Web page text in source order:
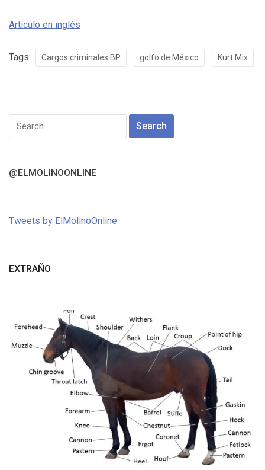
Artículo en inglés
Tags: Cargos criminales BP golfo de México Kurt Mix
Search
for:
@ELMOLINOONLINE
Tweets by ElMolinoOnline
EXTRAÑO